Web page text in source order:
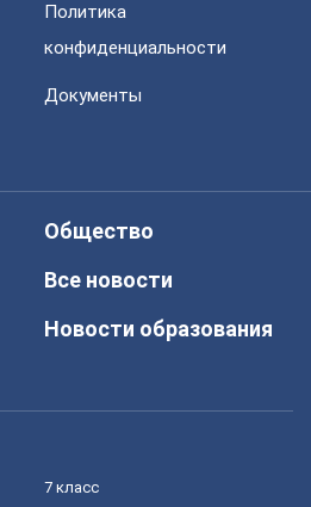
Политика
конфиденциальности
Документы
Общество
Все новости
Новости образования
7 класс